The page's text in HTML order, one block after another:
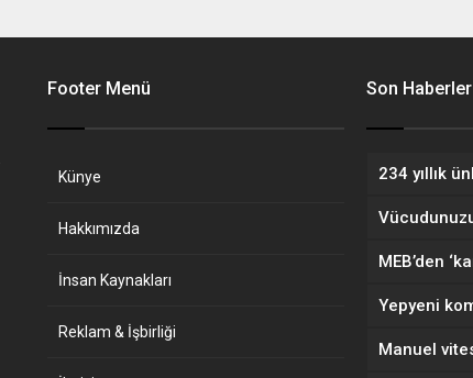
Footer Menü
Künye
Hakkımızda
İnsan Kaynakları
Reklam & İşbirliği
Son Haberler